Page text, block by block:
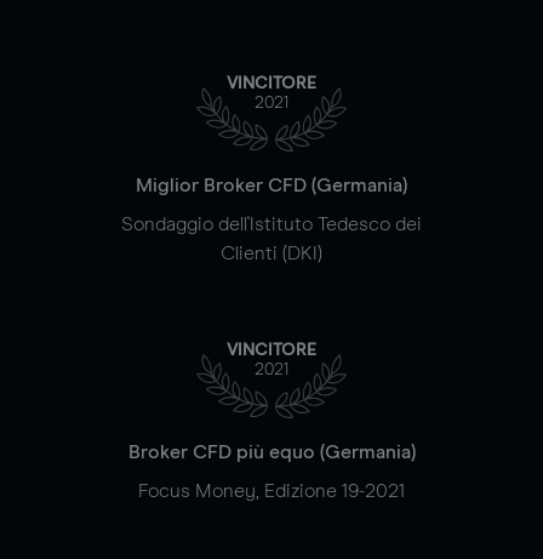
VINCITORE
2021
Miglior Broker CFD (Germania)
Sondaggio dell'Istituto Tedesco dei
Clienti (DKI)
VINCITORE
2021
Broker CFD più equo (Germania)
Focus Money, Edizione 19-2021